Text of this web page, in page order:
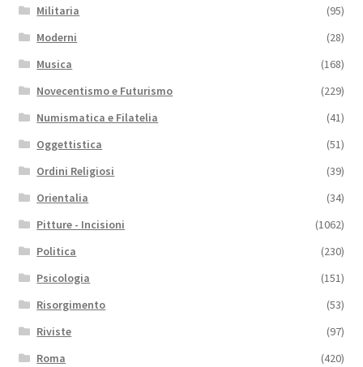
Militaria
(95)
Moderni
(28)
Musica
(168)
Novecentismo e Futurismo
(229)
Numismatica e Filatelia
(41)
Oggettistica
(51)
Ordini Religiosi
(39)
Orientalia
(34)
Pitture - Incisioni
(1062)
Politica
(230)
Psicologia
(151)
Risorgimento
(53)
Riviste
(97)
Roma
(420)